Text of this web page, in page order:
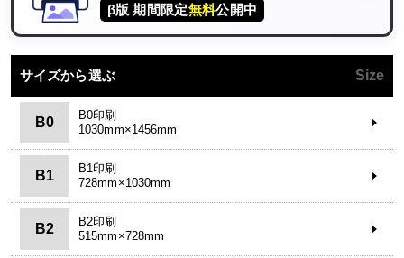
β版 期間限定無料公開中
サイズから選ぶ Size
B0
B0印刷
1030mm×1456mm
B1
B1印刷
728mm×1030mm
B2
B2印刷
515mm×728mm